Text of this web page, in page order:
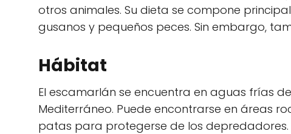
otros animales. Su dieta se compone
gusanos y pequeños peces. Sin embargo,
Hábitat
El escamarlán se encuentra en aguas frías
Mediterráneo. Puede encontrarse en áreas
patas para protegerse de los